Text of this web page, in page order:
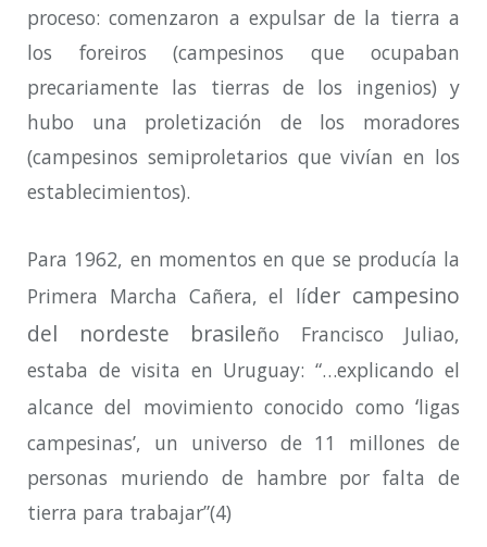
proceso: comenzaron a expulsar de la tierra a
los foreiros (campesinos que ocupaban
precariamente las tierras de los ingenios) y
hubo una proletización de los moradores
(campesinos semiproletarios que vivían en los
establecimientos).
Para 1962, en momentos en que se producía la
Primera Marcha Cañera, el líder campesino
del nordeste brasileño Francisco Juliao,
estaba de visita en Uruguay: “…explicando el
alcance del movimiento conocido como ‘ligas
campesinas’, un universo de 11 millones de
personas muriendo de hambre por falta de
tierra para trabajar”(4)